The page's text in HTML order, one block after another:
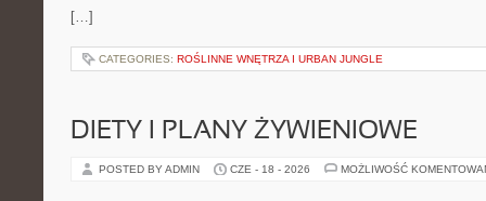
[…]
CATEGORIES: ROŚLINNE WNĘTRZA I URBAN JUNGLE
DIETY I PLANY ŻYWIENIOWE
POSTED BY ADMIN CZE - 18 - 2026 MOŻLIWOŚĆ